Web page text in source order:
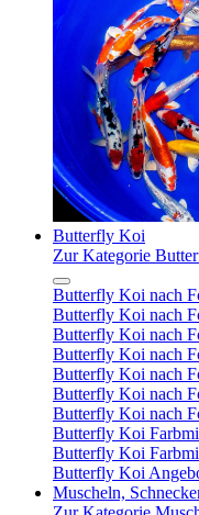
Butterfly Koi
Zur Kategorie
Butterfly Koi nach
Butterfly Koi nach
Butterfly Koi nach
Butterfly Koi nach
Butterfly Koi nach
Butterfly Koi nach
Butterfly Koi nach
Butterfly Koi
Butterfly Koi
Butterfly Koi
Muscheln,